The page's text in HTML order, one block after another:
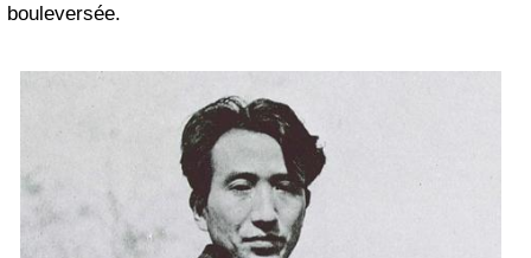
bouleversée.